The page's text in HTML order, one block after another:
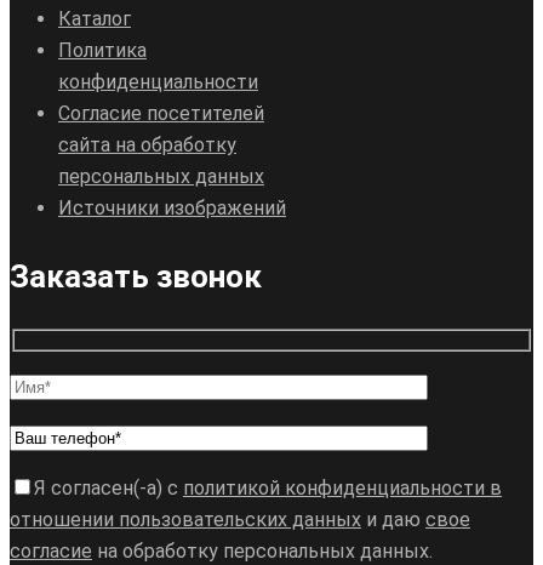
Каталог
Политика
конфиденциальности
Согласие посетителей
сайта на обработку
персональных данных
Источники изображений
Заказать звонок
Я согласен(-а) с политикой конфиденциальности в
отношении пользовательских данных и даю свое
согласие на обработку персональных данных.